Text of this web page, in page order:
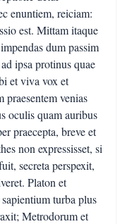
enuntiem, reiciam:
est. Mittam itaque
dum passim
ipsa protinus quae
et viva vox et
venias
oculis quam auribus
praecepta, breve et
non expressisset, si
secreta perspexit,
Platon et
turba plus
Metrodorum et